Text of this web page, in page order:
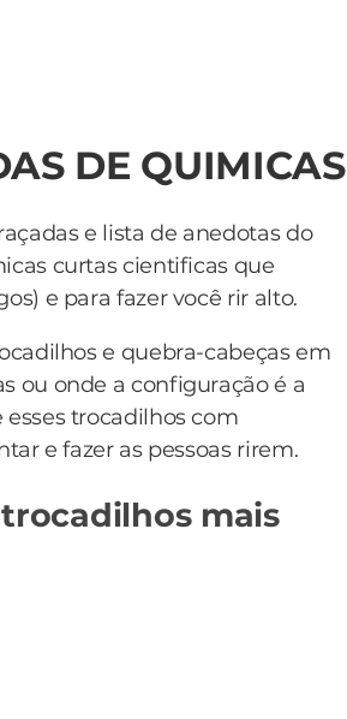
DE QUIMICAS
e lista de anedotas do
curtas cientificas que
e para fazer você rir alto.
e quebra-cabeças em
ou onde a configuração é a
trocadilhos com
e fazer as pessoas rirem.
mais